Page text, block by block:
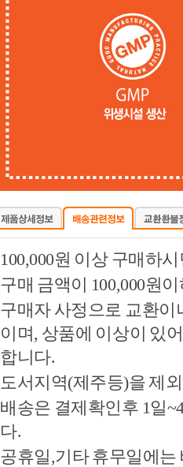
100,000원 이상 구매하
구매 금액이 100,000원
구매자 사정으로 교환이
이며, 상품에 이상이 있
합니다.
도서지역(제주등)을 제
배송은 결제확인후 1일
다.
공휴일,기타 휴무일에